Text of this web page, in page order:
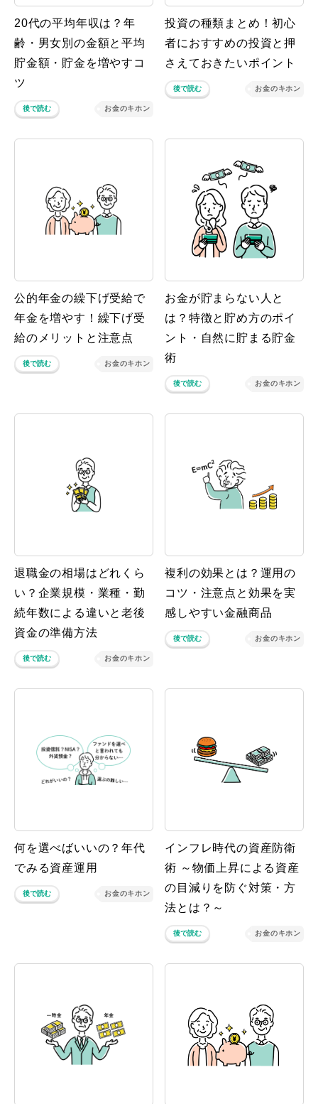
20代の平均年収は？年
齢・男女別の金額と平均
貯金額・貯金を増やすコ
ツ
後で読む お金のキホン
投資の種類まとめ！初心
者におすすめの投資と押
さえておきたいポイント
後で読む お金のキホン
公的年金の繰下げ受給で
年金を増やす！繰下げ受
給のメリットと注意点
後で読む お金のキホン
お金が貯まらない人と
は？特徴と貯め方のポイ
ント・自然に貯まる貯金
術
後で読む お金のキホン
退職金の相場はどれくら
い？企業規模・業種・勤
続年数による違いと老後
資金の準備方法
後で読む お金のキホン
複利の効果とは？運用の
コツ・注意点と効果を実
感しやすい金融商品
後で読む お金のキホン
何を選べばいいの？年代
でみる資産運用
後で読む お金のキホン
インフレ時代の資産防衛
術 ～物価上昇による資産
の目減りを防ぐ対策・方
法とは？～
後で読む お金のキホン